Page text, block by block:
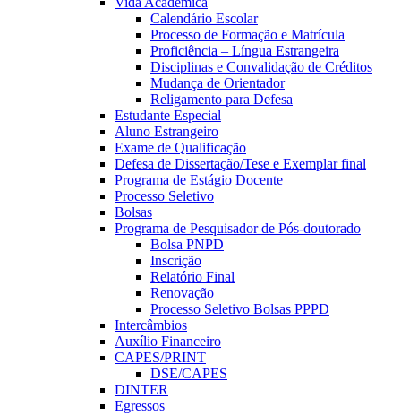
Calendário Escolar
Processo de Formação e Matrícula
Proficiência – Língua Estrangeira
Disciplinas e Convalidação de Créditos
Mudança de Orientador
Religamento para Defesa
Estudante Especial
Aluno Estrangeiro
Exame de Qualificação
Defesa de Dissertação/Tese e Exemplar final
Programa de Estágio Docente
Processo Seletivo
Bolsas
Programa de Pesquisador de Pós-doutorado
Bolsa PNPD
Inscrição
Relatório Final
Renovação
Processo Seletivo Bolsas PPPD
Intercâmbios
Auxílio Financeiro
CAPES/PRINT
DSE/CAPES
DINTER
Egressos